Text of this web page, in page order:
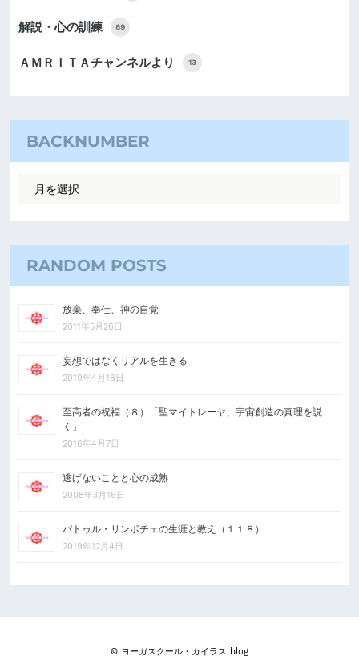
解説・心の訓練 89
ＡＭＲＩＴＡチャンネルより 13
BACKNUMBER
RANDOM POSTS
放棄、奉仕、神の自覚
2011年5月26日
妄想ではなくリアルを生きる
2010年4月18日
至高者の祝福（８）「聖マイトレーヤ、宇宙創造の真理を説
く」
2016年4月7日
逃げないことと心の成熟
2008年3月16日
パトゥル・リンポチェの生涯と教え（１１８）
2019年12月4日
© ヨーガスクール・カイラス blog